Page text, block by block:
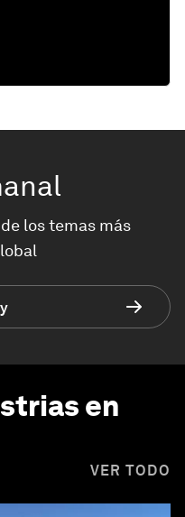
los temas más
en
VER TODO